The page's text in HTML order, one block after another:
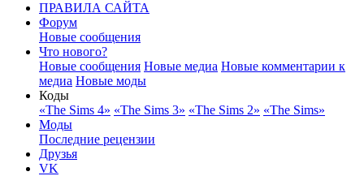
ПРАВИЛА САЙТА
Форум
Новые сообщения
Что нового?
Новые сообщения Новые медиа Новые комментарии к
медиа Новые моды
Коды
«The Sims 4» «The Sims 3» «The Sims 2» «The Sims»
Моды
Последние рецензии
Друзья
VK